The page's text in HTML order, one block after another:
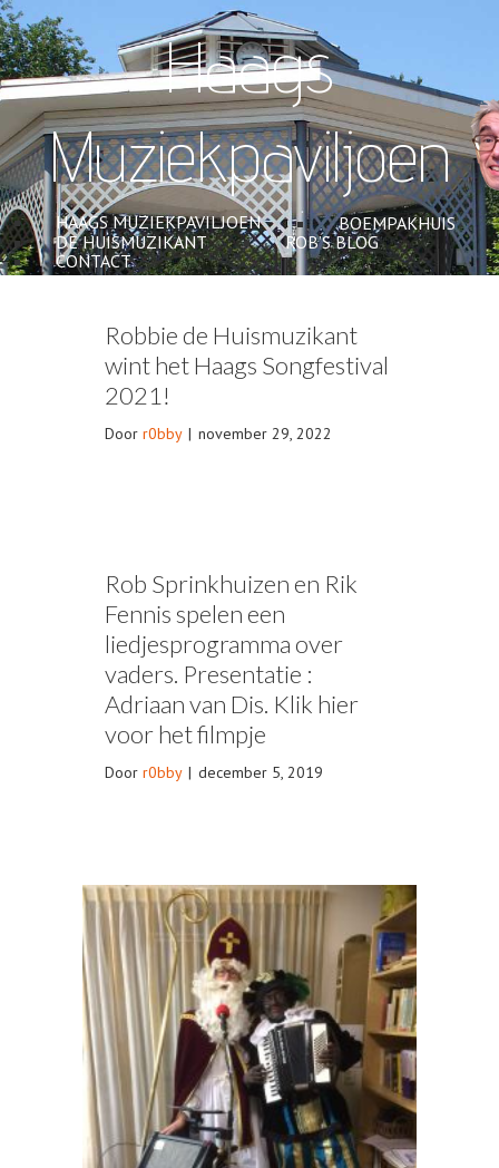
Haags
Muziekpaviljoen
HAAGS MUZIEKPAVILJOEN
BOEMPAKHUIS
DE HUISMUZIKANT
ROB’S BLOG
CONTACT
Robbie de Huismuzikant
wint het Haags Songfestival
2021!
Door r0bby | november 29, 2022
Rob Sprinkhuizen en Rik
Fennis spelen een
liedjesprogramma over
vaders. Presentatie :
Adriaan van Dis. Klik hier
voor het filmpje
Door r0bby | december 5, 2019